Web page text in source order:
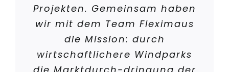
Projekten. Gemeinsam haben
wir mit dem Team Fleximaus
die Mission: durch
wirtschaftlichere Windparks